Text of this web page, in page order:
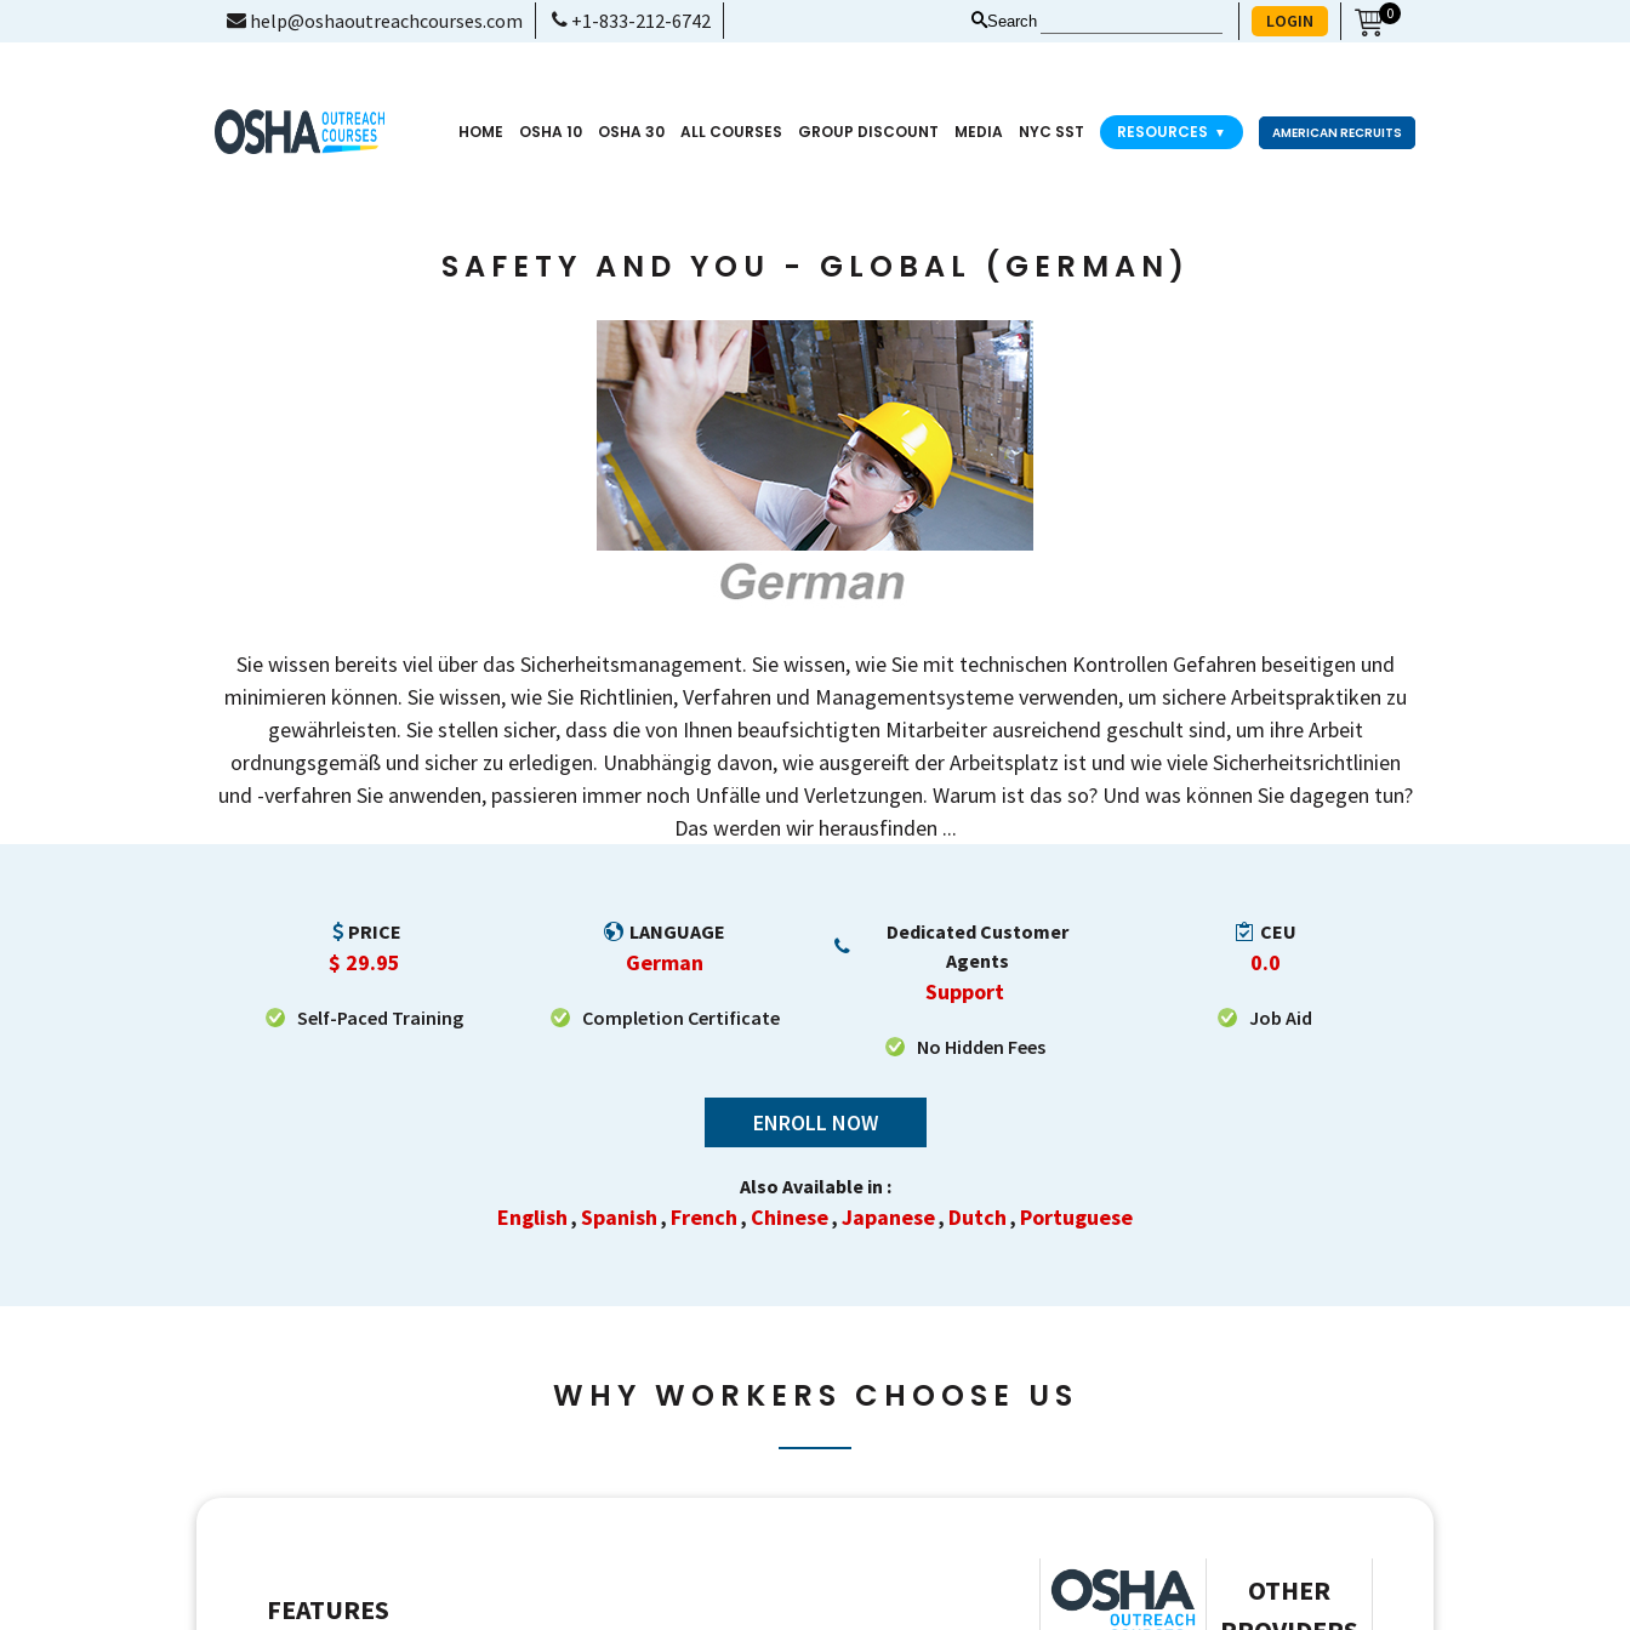
help@oshaoutreachcourses.com +1-833-212-6742 Search LOGIN 0
HOME OSHA 10 OSHA 30 ALL COURSES GROUP DISCOUNT MEDIA NYC SST RESOURCES ▼ AMERICAN RECRUITS
SAFETY AND YOU - GLOBAL (GERMAN)
Sie wissen bereits viel über das Sicherheitsmanagement. Sie wissen, wie Sie mit technischen Kontrollen Gefahren beseitigen und
minimieren können. Sie wissen, wie Sie Richtlinien, Verfahren und Managementsysteme verwenden, um sichere Arbeitspraktiken zu
gewährleisten. Sie stellen sicher, dass die von Ihnen beaufsichtigten Mitarbeiter ausreichend geschult sind, um ihre Arbeit
ordnungsgemäß und sicher zu erledigen. Unabhängig davon, wie ausgereift der Arbeitsplatz ist und wie viele Sicherheitsrichtlinien
und -verfahren Sie anwenden, passieren immer noch Unfälle und Verletzungen. Warum ist das so? Und was können Sie dagegen tun?
Das werden wir herausfinden ...
PRICE
$ 29.95
Self-Paced Training
LANGUAGE
German
Completion Certificate
Dedicated Customer
Agents
Support
No Hidden Fees
CEU
0.0
Job Aid
ENROLL NOW
Also Available in :
English , Spanish , French , Chinese, Japanese, Dutch , Portuguese
WHY WORKERS CHOOSE US
FEATURES
OTHER